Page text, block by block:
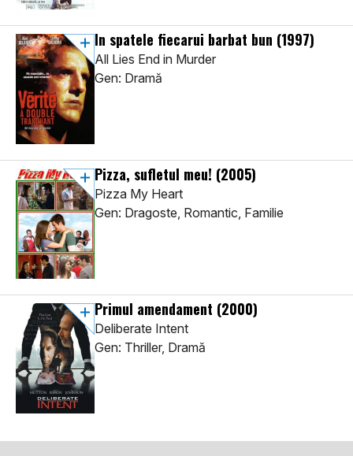
In spatele fiecarui barbat bun (1997)
All Lies End in Murder
Gen: Dramă
Pizza, sufletul meu! (2005)
Pizza My Heart
Gen: Dragoste, Romantic, Familie
Primul amendament (2000)
Deliberate Intent
Gen: Thriller, Dramă